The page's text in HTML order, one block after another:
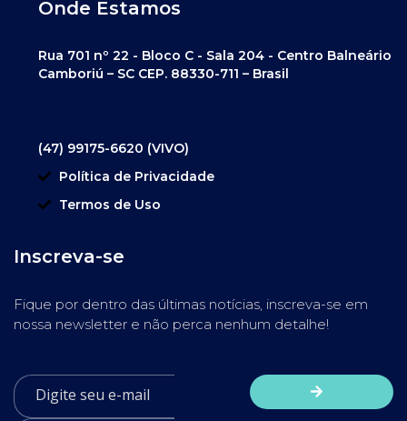
Onde Estamos
Rua 701 nº 22 - Bloco C - Sala 204 - Centro Balneário
Camboriú – SC CEP. 88330-711 – Brasil
(47) 99175-6620 (VIVO)
Política de Privacidade
Termos de Uso
Inscreva-se
Fique por dentro das últimas notícias, inscreva-se em
nossa newsletter e não perca nenhum detalhe!